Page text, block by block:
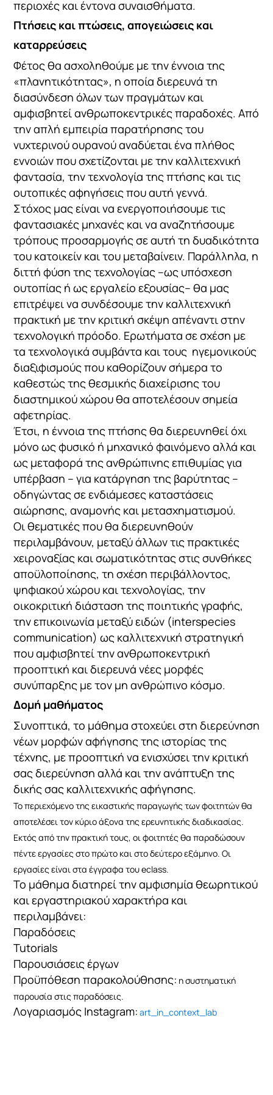
περιοχές και έντονα συναισθήματα.
Πτήσεις και πτώσεις, απογειώσεις και
καταρρεύσεις
Φέτος θα ασχοληθούμε με την έννοια της
«πλανητικότητας», η οποία διερευνά τη
διασύνδεση όλων των πραγμάτων και
αμφισβητεί ανθρωποκεντρικές παραδοχές. Από
την απλή εμπειρία παρατήρησης του
νυχτερινού ουρανού αναδύεται ένα πλήθος
εννοιών που σχετίζονται με την καλλιτεχνική
φαντασία, την τεχνολογία της πτήσης και τις
ουτοπικές αφηγήσεις που αυτή γεννά.
Στόχος μας είναι να ενεργοποιήσουμε τις
φαντασιακές μηχανές και να αναζητήσουμε
τρόπους προσαρμογής σε αυτή τη δυαδικότητα
του κατοικείν και του μεταβαίνειν. Παράλληλα, η
διττή φύση της τεχνολογίας –ως υπόσχεση
ουτοπίας ή ως εργαλείο εξουσίας– θα μας
επιτρέψει να συνδέσουμε την καλλιτεχνική
πρακτική με την κριτική σκέψη απέναντι στην
τεχνολογική πρόοδο. Ερωτήματα σε σχέση με
τα τεχνολογικά συμβάντα και τους ηγεμονικούς
διαξιφισμούς που καθορίζουν σήμερα το
καθεστώς της θεσμικής διαχείρισης του
διαστημικού χώρου θα αποτελέσουν σημεία
αφετηρίας.
Έτσι, η έννοια της πτήσης θα διερευνηθεί όχι
μόνο ως φυσικό ή μηχανικό φαινόμενο αλλά και
ως μεταφορά της ανθρώπινης επιθυμίας για
υπέρβαση – για κατάργηση της βαρύτητας –
οδηγώντας σε ενδιάμεσες καταστάσεις
αιώρησης, αναμονής και μετασχηματισμού.
Οι θεματικές που θα διερευνηθούν
περιλαμβάνουν, μεταξύ άλλων τις πρακτικές
χειροναξίας και σωματικότητας στις συνθήκες
αποϋλοποίησης, τη σχέση περιβάλλοντος,
ψηφιακού χώρου και τεχνολογίας, την
οικοκριτική διάσταση της ποιητικής γραφής,
την επικοινωνία μεταξύ ειδών (interspecies
communication) ως καλλιτεχνική στρατηγική
που αμφισβητεί την ανθρωποκεντρική
προοπτική και διερευνά νέες μορφές
συνύπαρξης με τον μη ανθρώπινο κόσμο.
Δομή μαθήματος
Συνοπτικά, το μάθημα στοχεύει στη διερεύνηση
νέων μορφών αφήγησης της ιστορίας της
τέχνης, με προοπτική να ενισχύσει την κριτική
σας διερεύνηση αλλά και την ανάπτυξη της
δικής σας καλλιτεχνικής αφήγησης.
Το περιεχόμενο της εικαστικής παραγωγής των φοιτητών θα
αποτελέσει τον κύριο άξονα της ερευνητικής διαδικασίας.
Εκτός από την πρακτική τους, οι φοιτητές θα παραδώσουν
πέντε εργασίες στο πρώτο και στο δεύτερο εξάμηνο. Οι
εργασίες είναι στα έγγραφα του eclass.
Το μάθημα διατηρεί την αμφισημία θεωρητικού
και εργαστηριακού χαρακτήρα και
περιλαμβάνει:
Παραδόσεις
Tutorials
Παρουσιάσεις έργων
Προϋπόθεση παρακολούθησης: η συστηματική
παρουσία στις παραδόσεις.
Λογαριασμός Instagram: art_in_context_lab